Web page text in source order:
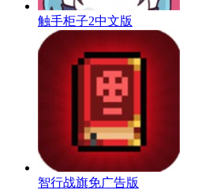
触手柜子2中文版
智行战旗免广告版